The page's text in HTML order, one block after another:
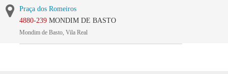
Praça dos Romeiros
4880-239 MONDIM DE BASTO
Mondim de Basto, Vila Real